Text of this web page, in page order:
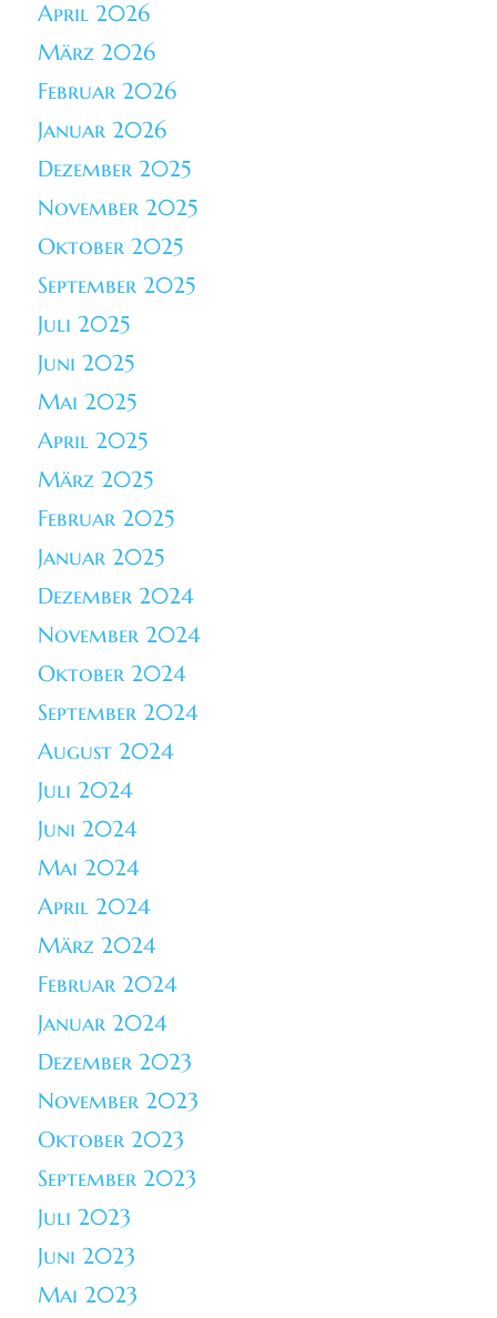
April 2026
März 2026
Februar 2026
Januar 2026
Dezember 2025
November 2025
Oktober 2025
September 2025
Juli 2025
Juni 2025
Mai 2025
April 2025
März 2025
Februar 2025
Januar 2025
Dezember 2024
November 2024
Oktober 2024
September 2024
August 2024
Juli 2024
Juni 2024
Mai 2024
April 2024
März 2024
Februar 2024
Januar 2024
Dezember 2023
November 2023
Oktober 2023
September 2023
Juli 2023
Juni 2023
Mai 2023